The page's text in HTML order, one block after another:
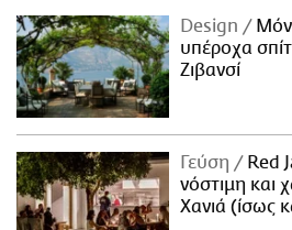
Design
υπέροχα
Ζιβανσί
Γεύση
Red
νόστιμη και
Χανιά (ίσως